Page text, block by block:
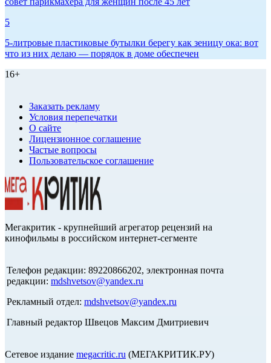
5
5-литровые пластиковые бутылки берегу как зеницу ока: вот
что из них делаю — порядок в доме обеспечен
16+
Заказать рекламу
Условия перепечатки
О сайте
Лицензионное соглашение
Частые вопросы
Пользовательское соглашение
Мегакритик - крупнейший агрегатор рецензий на
кинофильмы в российском интернет-сегменте
Телефон редакции: 89220866202, электронная почта
редакции: mdshvetsov@yandex.ru
Рекламный отдел: mdshvetsov@yandex.ru
Главный редактор Швецов Максим Дмитриевич
Сетевое издание megacritic.ru (МЕГАКРИТИК.РУ)